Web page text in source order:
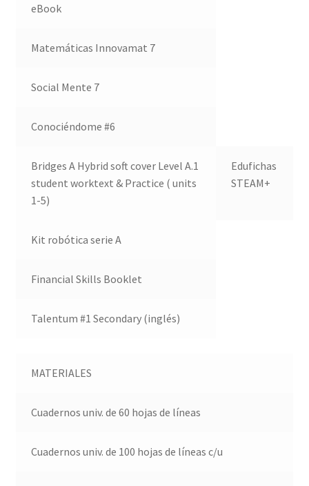
eBook
Matemáticas Innovamat 7
Social Mente 7
Conociéndome #6
Bridges A Hybrid soft cover Level A.1
student worktext & Practice ( units
1-5)
Edufichas
STEAM+
Kit robótica serie A
Financial Skills Booklet
Talentum #1 Secondary (inglés)
MATERIALES
Cuadernos univ. de 60 hojas de líneas
Cuadernos univ. de 100 hojas de líneas c/u